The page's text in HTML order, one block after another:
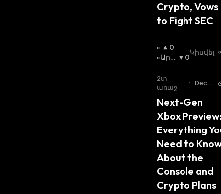
Crypto, Vows
to Fight SEC
«Ց
Լ
Շ
Ո
Կ
Ա
:
0
«Արջ
Ւկա
0
Կիսվել
2տ
առաջ
• Decry
Next-Gen
Xbox Preview:
Everything
Need to Know
About the
Console and
Crypto Plans